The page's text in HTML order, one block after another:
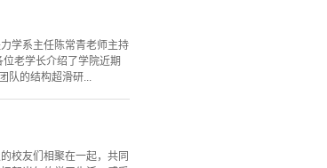
学系主任陈常青老师主持
老学长介绍了学院近期
队的结构超滑研...
校友们相聚在一起，共同